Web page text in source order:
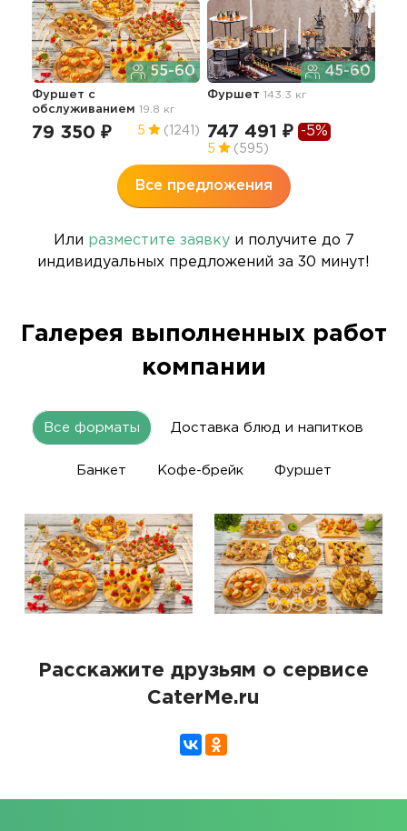
55-60
Фуршет с
обслуживанием 19.8 кг
79 350 ₽ 5 (1241)
45-60
Фуршет 143.3 кг
747 491 ₽ -5%
5 (595)
Все предложения
Или разместите заявкуи получите до 7
индивидуальных предложений за 30 минут!
Галерея выполненных работ
компании
Все форматы Доставка блюд и напитков
Банкет Кофе-брейк Фуршет
Расскажите друзьям о сервисе
CaterMe.ru